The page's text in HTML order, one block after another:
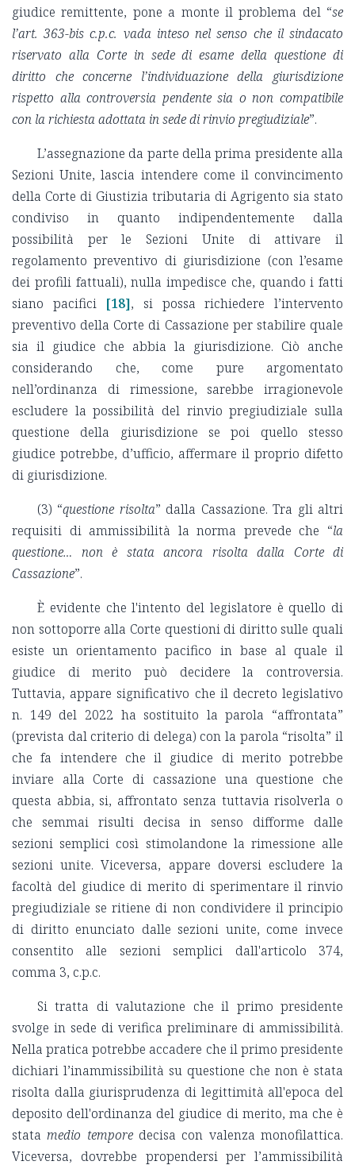
giudice remittente, pone a monte il problema del “se
l’art. 363-bis c.p.c. vada inteso nel senso che il sindacato
riservato alla Corte in sede di esame della questione di
diritto che concerne l’individuazione della giurisdizione
rispetto alla controversia pendente sia o non compatibile
con la richiesta adottata in sede di rinvio pregiudiziale”.
L’assegnazione da parte della prima presidente alla
Sezioni Unite, lascia intendere come il convincimento
della Corte di Giustizia tributaria di Agrigento sia stato
condiviso in quanto indipendentemente dalla
possibilità per le Sezioni Unite di attivare il
regolamento preventivo di giurisdizione (con l’esame
dei profili fattuali), nulla impedisce che, quando i fatti
siano pacifici
[18], si possa richiedere l’intervento
preventivo della Corte di Cassazione per stabilire quale
sia il giudice che abbia la giurisdizione. Ciò anche
considerando che, come pure argomentato
nell’ordinanza di rimessione, sarebbe irragionevole
escludere la possibilità del rinvio pregiudiziale sulla
questione della giurisdizione se poi quello stesso
giudice potrebbe, d’ufficio, affermare il proprio difetto
di giurisdizione.
(3) “questione risolta” dalla Cassazione. Tra gli altri
requisiti di ammissibilità la norma prevede che “la
questione… non è stata ancora risolta dalla Corte di
Cassazione”.
È evidente che l'intento del legislatore è quello di
non sottoporre alla Corte questioni di diritto sulle quali
esiste un orientamento pacifico in base al quale il
giudice di merito può decidere la controversia.
Tuttavia, appare significativo che il decreto legislativo
n. 149 del 2022 ha sostituito la parola “affrontata”
(prevista dal criterio di delega) con la parola “risolta” il
che fa intendere che il giudice di merito potrebbe
inviare alla Corte di cassazione una questione che
questa abbia, si, affrontato senza tuttavia risolverla o
che semmai risulti decisa in senso difforme dalle
sezioni semplici così stimolandone la rimessione alle
sezioni unite. Viceversa, appare doversi escludere la
facoltà del giudice di merito di sperimentare il rinvio
pregiudiziale se ritiene di non condividere il principio
di diritto enunciato dalle sezioni unite, come invece
consentito alle sezioni semplici dall'articolo 374,
comma 3, c.p.c.
Si tratta di valutazione che il primo presidente
svolge in sede di verifica preliminare di ammissibilità.
Nella pratica potrebbe accadere che il primo presidente
dichiari l’inammissibilità su questione che non è stata
risolta dalla giurisprudenza di legittimità all'epoca del
deposito dell'ordinanza del giudice di merito, ma che è
statamedio temporedecisa con valenza monofilattica.
Viceversa, dovrebbe propendersi per l’ammissibilità